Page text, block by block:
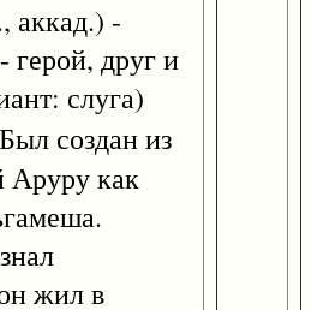
-
герой, друг и
слуга)
создан из
Аруру как
жил в